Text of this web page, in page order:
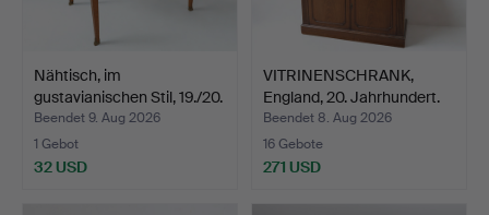
Nähtisch, im
gustavianischen Stil, 19./20.
…
Beendet 9. Aug 2026
1 Gebot
32 USD
VITRINENSCHRANK,
England, 20. Jahrhundert.
Beendet 8. Aug 2026
16 Gebote
271 USD